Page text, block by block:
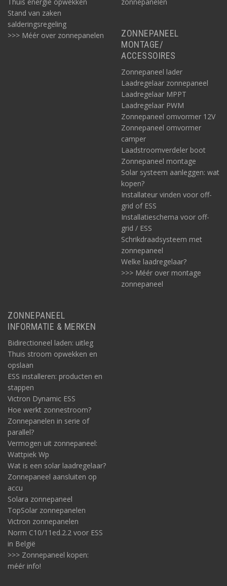
Stand van zaken
salderingsregeling
>>> Méér over zonnepanelen
ZONNEPANEEL
MONTAGE/
ACCESSOIRES
Zonnepaneel lader
Laadregelaar zonnepaneel
Laadregelaar MPPT
Laadregelaar PWM
Zonnepaneel omvormer 12V
Zonnepaneel omvormer
camper
Laadstroomverdeler boot
Zonnepaneel montage
Solar systeem aanleggen: wat
kopen?
Installateur vinden voor off-
grid of ESS
Installatieschema voor off-
grid / ESS
Schrikdraadsysteem met
zonnepaneel
Welke laadregelaar?
>>> Méér over montage
zonnepaneel
ZONNEPANEEL
INFORMATIE & MERKEN
Bidirectioneel laden: uitleg
Thuis stroom opwekken en
opslaan
ESS installeren: producten en
stappen
Victron Dynamic ESS
Hoe werkt zonnestroom?
Zonnepanelen in serie of
parallel?
Vermogen uit zonnepaneel:
Wattpiek Wp
Wat is een solar laadregelaar?
Zonnepaneel aansluiten op
accu
Solara zonnepaneel
TopSolar zonnepanelen
Victron zonnepanelen
Norm C10/11ed.2.2 voor ESS
in België
>>> Zonnepaneel kopen:
méér info!